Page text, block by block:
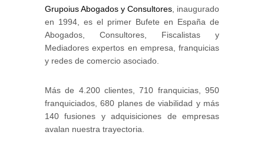
Grupoius Abogados y Consultores , inaugurado
en 1994, es el primer Bufete en España de
Abogados, Consultores, Fiscalistas y
Mediadores expertos en empresa, franquicias
y redes de comercio asociado.
Más de 4.200 clientes, 710 franquicias, 950
franquiciados, 680 planes de viabilidad y más
140 fusiones y adquisiciones de empresas
avalan nuestra trayectoria.